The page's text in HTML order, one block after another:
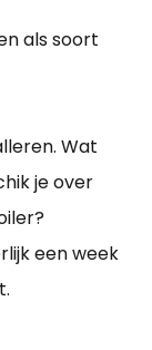
als soort
Wat
je over
een week